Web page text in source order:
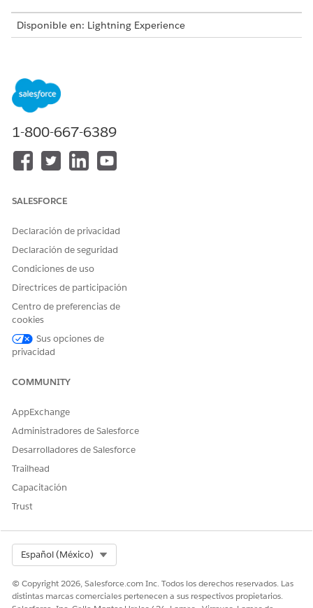
Disponible en: Lightning Experience
Esta plantilla crea un registro de solicitud de servicio que
captura detalles de usuario esenciales para una realización
Atributos de admisión
El formulario de admisión para esta plantilla captura estos
Nombre del sitio: El nombre del sitio o grupo para la
Dirección de email de usuario: La dirección de email del
usuario que requiere acceso.
Nivel de permiso: El nivel de acceso específico solicitado
para el usuario, como Propietario o Miembro.
Realización automatizada
Este proceso de servicio incluye un flujo de realización que
procesa automáticamente la solicitud de servicio. Puede
personalizada, como aprobaciones de gestor automatizadas o
NOTATras la aprobación del gestor, el flujo actualiza la
pertenencia o propiedad del grupo de sitios.
Integración
Esta plantilla utiliza una integración preconfigurada con
Microsoft Entra en el flujo de realización. Para utilizar esta
integración, configure sus credenciales de Microsoft Entra.
Para obtener más información acerca de este conector
1-800-667-6389
SALESFORCE
Declaración de privacidad
Declaración de seguridad
Condiciones de uso
Directrices de participación
Centro de preferencias de
cookies
Sus opciones de
privacidad
COMMUNITY
AppExchange
Administradores de Salesforce
Desarrolladores de Salesforce
Trailhead
Capacitación
Trust
Español (México)
© Copyright 2026, Salesforce.com Inc. Todos los derechos reservados. Las
distintas marcas comerciales pertenecen a sus respectivos propietarios.